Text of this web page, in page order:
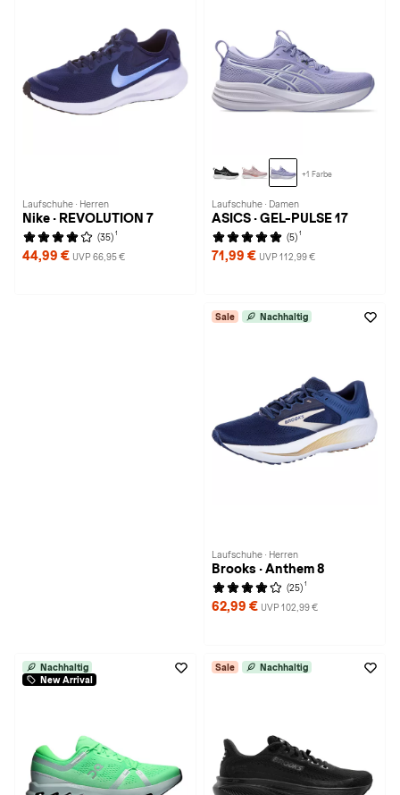
Laufschuhe · Herren
Nike · REVOLUTION 7
(35) 1
44,99 € UVP 66,95 €
+1 Farbe
Laufschuhe · Damen
ASICS · GEL-PULSE 17
(5) 1
71,99 € UVP 112,99 €
Sale Nachhaltig
Laufschuhe · Herren
Brooks · Anthem 8
(25) 1
62,99 € UVP 102,99 €
Nachhaltig
New Arrival
Sale Nachhaltig